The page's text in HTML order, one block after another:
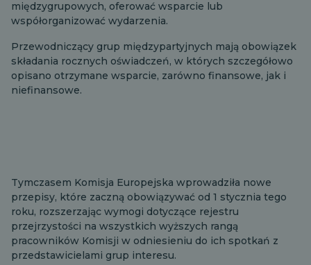
międzygrupowych, oferować wsparcie lub
współorganizować wydarzenia.
Przewodniczący grup międzypartyjnych mają obowiązek
składania rocznych oświadczeń, w których szczegółowo
opisano otrzymane wsparcie, zarówno finansowe, jak i
niefinansowe.
Tymczasem Komisja Europejska wprowadziła nowe
przepisy, które zaczną obowiązywać od 1 stycznia tego
roku, rozszerzając wymogi dotyczące rejestru
przejrzystości na wszystkich wyższych rangą
pracowników Komisji w odniesieniu do ich spotkań z
przedstawicielami grup interesu.